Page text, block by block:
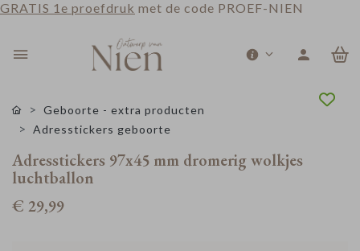
GRATIS 1e proefdruk met de code PROEF-NIEN
Geboorte - extra producten
Adresstickers geboorte
Adresstickers 97x45 mm dromerig wolkjes
luchtballon
€ 29,99